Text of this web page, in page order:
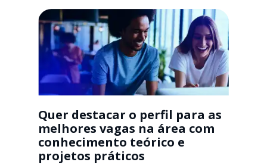
Quer destacar o perfil para as
melhores vagas na área com
conhecimento teórico e
projetos práticos